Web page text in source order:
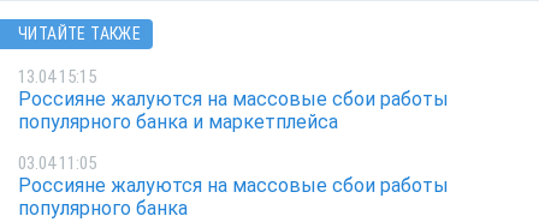
ЧИТАЙТЕ ТАКЖЕ
13.04 15:15
Россияне жалуются на массовые сбои работы
популярного банка и маркетплейса
03.04 11:05
Россияне жалуются на массовые сбои работы
популярного банка